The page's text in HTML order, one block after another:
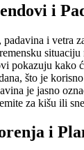
i
i vetra
situaciju
pokazuju kako
što je
je jasno
za kišu ili
i